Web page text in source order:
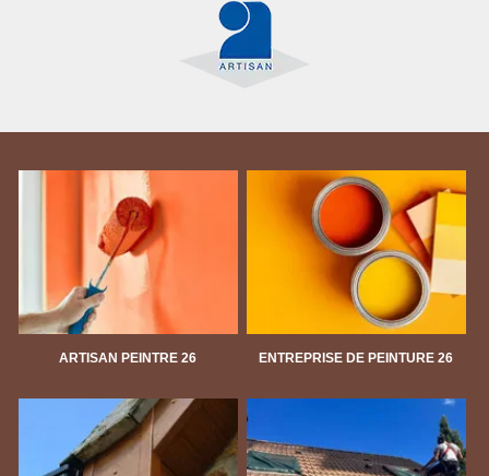
ARTISAN PEINTRE 26 ENTREPRISE DE PEINTURE 26